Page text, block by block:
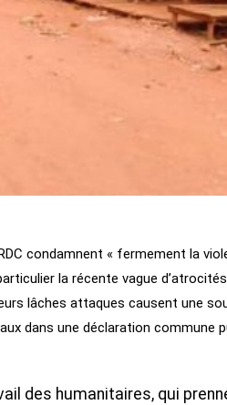
condamnent « fermement la
la récente vague
lâches attaques causent une
dans une déclaration commune
des humanitaires, qui